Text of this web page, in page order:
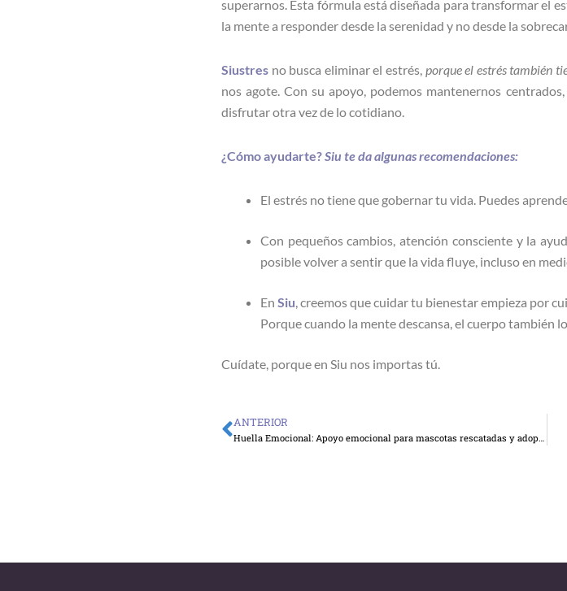
superarnos. Esta fórmula está diseñada para transformar el
la mente a responder desde la serenidad y no desde la
Siustres no busca eliminar el estrés, porque el estrés también
nos agote. Con su apoyo, podemos mantenernos
disfrutar otra vez de lo cotidiano.
¿Cómo ayudarte?Siu te da algunas recomendaciones:
El estrés no tiene que gobernar tu vida. Puedes
Con pequeños cambios, atención consciente y la
posible volver a sentir que la vida fluye, incluso en
En Siu, creemos que cuidar tu bienestar empieza por
Porque cuando la mente descansa, el cuerpo también
Cuídate, porque en Siu nos importas tú.
Ant
ANTERIOR
Huella Emocional: Apoyo emocional para mascotas rescatadas y adoptadas.